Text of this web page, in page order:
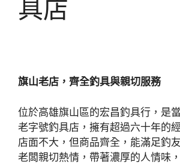
具店
旗山老店，齊全釣具與親切服務
位於高雄旗山區的宏昌釣具行，是
老字號釣具店，擁有超過六十年的
店面不大，但商品齊全，能滿足釣
老闆親切熱情，帶著濃厚的人情味